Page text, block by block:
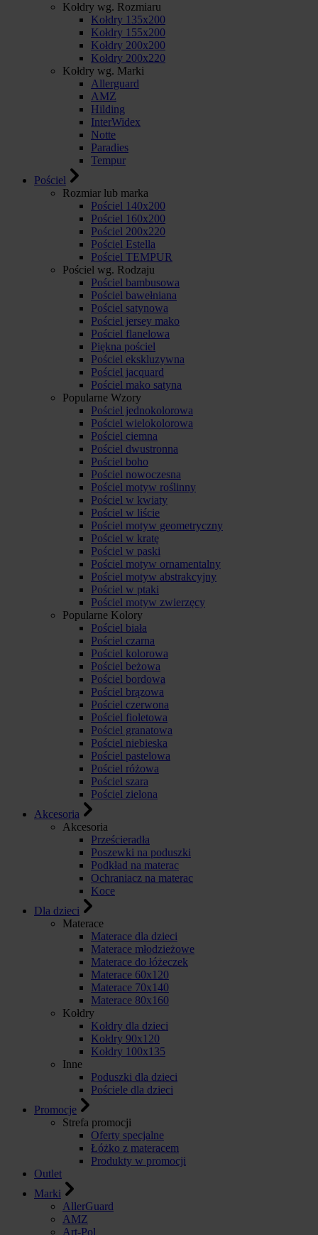
Kołdry wg. Rozmiaru
Kołdry 135x200
Kołdry 155x200
Kołdry 200x200
Kołdry 200x220
Kołdry wg. Marki
Allerguard
AMZ
Hilding
InterWidex
Notte
Paradies
Tempur
Pościel
Rozmiar lub marka
Pościel 140x200
Pościel 160x200
Pościel 200x220
Pościel Estella
Pościel TEMPUR
Pościel wg. Rodzaju
Pościel bambusowa
Pościel bawełniana
Pościel satynowa
Pościel jersey mako
Pościel flanelowa
Piękna pościel
Pościel ekskluzywna
Pościel jacquard
Pościel mako satyna
Popularne Wzory
Pościel jednokolorowa
Pościel wielokolorowa
Pościel ciemna
Pościel dwustronna
Pościel boho
Pościel nowoczesna
Pościel motyw roślinny
Pościel w kwiaty
Pościel w liście
Pościel motyw geometryczny
Pościel w kratę
Pościel w paski
Pościel motyw ornamentalny
Pościel motyw abstrakcyjny
Pościel w ptaki
Pościel motyw zwierzęcy
Popularne Kolory
Pościel biała
Pościel czarna
Pościel kolorowa
Pościel beżowa
Pościel bordowa
Pościel brązowa
Pościel czerwona
Pościel fioletowa
Pościel granatowa
Pościel niebieska
Pościel pastelowa
Pościel różowa
Pościel szara
Pościel zielona
Akcesoria
Akcesoria
Prześcieradła
Poszewki na poduszki
Podkład na materac
Ochraniacz na materac
Koce
Dla dzieci
Materace
Materace dla dzieci
Materace młodzieżowe
Materace do łóżeczek
Materace 60x120
Materace 70x140
Materace 80x160
Kołdry
Kołdry dla dzieci
Kołdry 90x120
Kołdry 100x135
Inne
Poduszki dla dzieci
Pościele dla dzieci
Promocje
Strefa promocji
Oferty specjalne
Łóżko z materacem
Produkty w promocji
Outlet
Marki
AllerGuard
AMZ
Art-Pol